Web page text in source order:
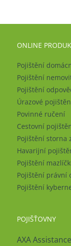
ONLINE
Pojištění
Pojištění
Pojištění
Úrazové
Povinné ručení
Cestovní
Pojištění storna
Havarijní
Pojištění
Pojištění právní
Pojištění
POJIŠŤOVNY
AXA Assistance